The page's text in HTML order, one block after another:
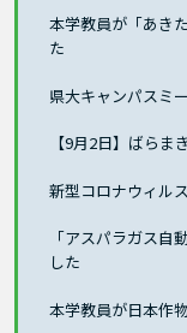
本学教員が「あき
た
県大キャンパスミ
【9月2日】ばら
新型コロナウィル
「アスパラガス自
した
本学教員が日本作